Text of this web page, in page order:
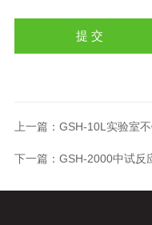
上一篇： GSH-10L实验室
下一篇： GSH-2000中试反